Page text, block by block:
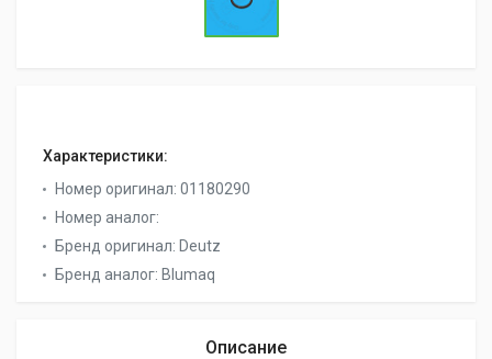
Характеристики:
Номер оригинал: 01180290
Номер аналог:
Бренд оригинал: Deutz
Бренд аналог: Blumaq
Описание